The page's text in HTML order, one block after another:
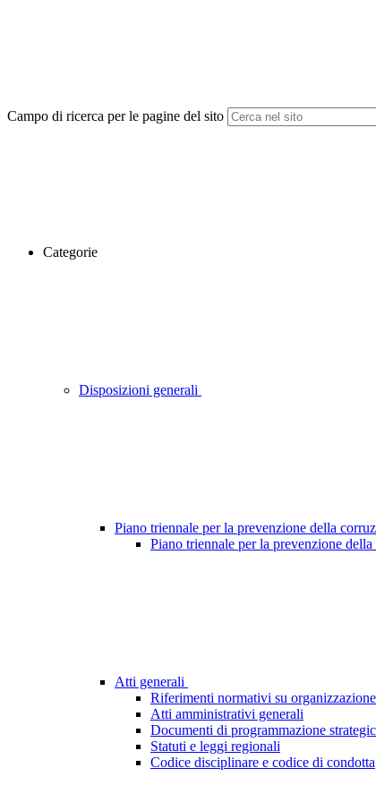
Campo di ricerca per le pagine del sito
Categorie
Disposizioni generali
Piano triennale per la prevenzione della
Piano triennale per la prevenzione
Atti generali
Riferimenti normativi su
Atti amministrativi generali
Documenti di programmazione
Statuti e leggi regionali
Codice disciplinare e codice di condotta